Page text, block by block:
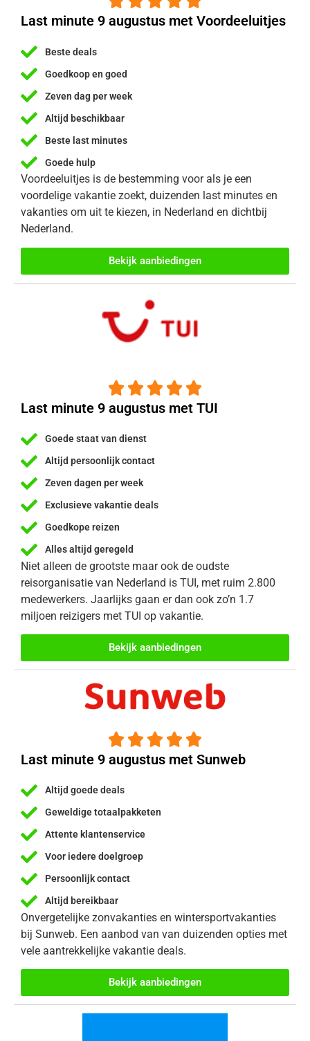
Last minute 9 augustus met Voordeeluitjes
Beste deals
Goedkoop en goed
Zeven dag per week
Altijd beschikbaar
Beste last minutes
Goede hulp
Voordeeluitjes is de bestemming voor als je een
voordelige vakantie zoekt, duizenden last minutes en
vakanties om uit te kiezen, in Nederland en dichtbij
Nederland.
Bekijk aanbiedingen
    
Last minute 9 augustus met TUI
Goede staat van dienst
Altijd persoonlijk contact
Zeven dagen per week
Exclusieve vakantie deals
Goedkope reizen
Alles altijd geregeld
Niet alleen de grootste maar ook de oudste
reisorganisatie van Nederland is TUI, met ruim 2.800
medewerkers. Jaarlijks gaan er dan ook zo’n 1.7
miljoen reizigers met TUI op vakantie.
Bekijk aanbiedingen
    
Last minute 9 augustus met Sunweb
Altijd goede deals
Geweldige totaalpakketen
Attente klantenservice
Voor iedere doelgroep
Persoonlijk contact
Altijd bereikbaar
Onvergetelijke zonvakanties en wintersportvakanties
bij Sunweb. Een aanbod van van duizenden opties met
vele aantrekkelijke vakantie deals.
Bekijk aanbiedingen